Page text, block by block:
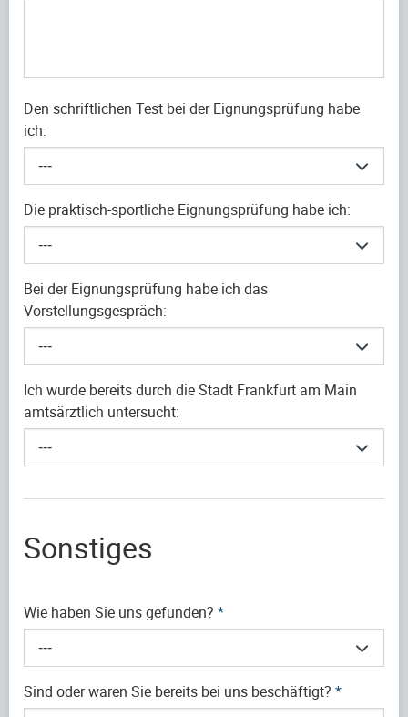
Den schriftlichen Test bei der Eignungsprüfung habe
ich:
---
Die praktisch-sportliche Eignungsprüfung habe ich:
---
Bei der Eignungsprüfung habe ich das
Vorstellungsgespräch:
---
Ich wurde bereits durch die Stadt Frankfurt am Main
amtsärztlich untersucht:
---
Sonstiges
Wie haben Sie uns gefunden? *
---
Sind oder waren Sie bereits bei uns beschäftigt? *